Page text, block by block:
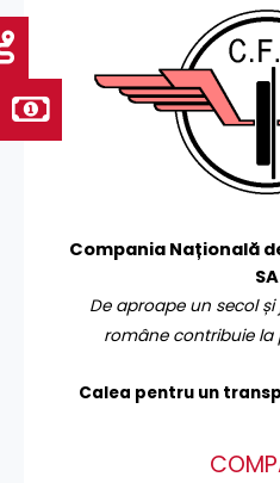
Compania Națională
SA
De aproape un secol
române contribuie la
Calea pentru un